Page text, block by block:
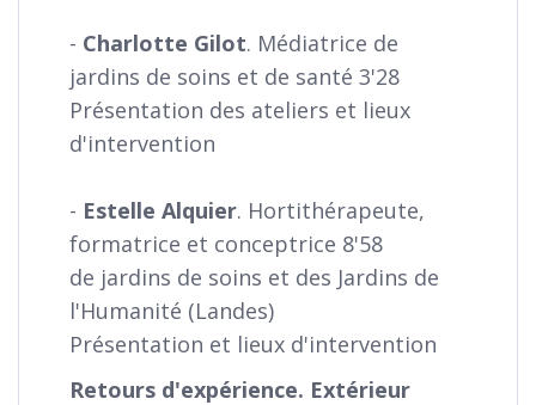
- Charlotte Gilot. Médiatrice de
jardins de soins et de santé 3'28
Présentation des ateliers et lieux
d'intervention
- Estelle Alquier. Hortithérapeute,
formatrice et conceptrice 8'58
de jardins de soins et des Jardins de
l'Humanité (Landes)
Présentation et lieux d'intervention
Retours d'expérience. Extérieur